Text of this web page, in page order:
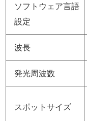
ソフトウェア言語
設定
波長
発光周波数
スポットサイズ